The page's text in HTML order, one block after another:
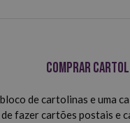
Comprar
de cartolinas e uma
fazer cartões postais e